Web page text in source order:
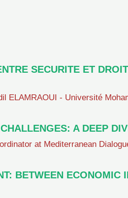
SECURITE ET
ELAMRAOUI - Université
A DEEP
at Mediterranean
BETWEEN ECONOMIC